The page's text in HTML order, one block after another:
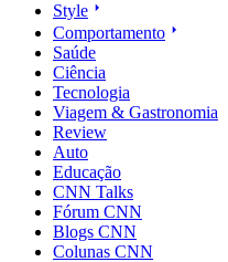
Style
Comportamento
Saúde
Ciência
Tecnologia
Viagem & Gastronomia
Review
Auto
Educação
CNN Talks
Fórum CNN
Blogs CNN
Colunas CNN